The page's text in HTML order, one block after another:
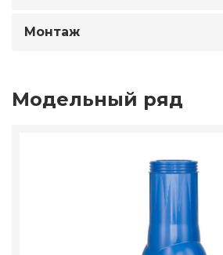
Монтаж
Модельный ряд